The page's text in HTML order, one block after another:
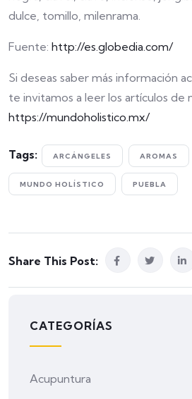
dulce, tomillo, milenrama.
Fuente: http://es.globedia.com/
Si deseas saber más información
te invitamos a leer los artículos de
https://mundoholistico.mx/
Tags: ARCÁNGELES AROMAS
MUNDO HOLÍSTICO PUEBLA
Share This Post:
CATEGORÍAS
Acupuntura